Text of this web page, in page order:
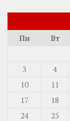
Пн
Вт
3
4
10
11
17
18
24
25